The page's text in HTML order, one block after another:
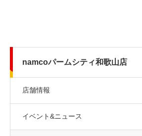
namcoパームシティ和歌山店
店舗情報
イベント&ニュース